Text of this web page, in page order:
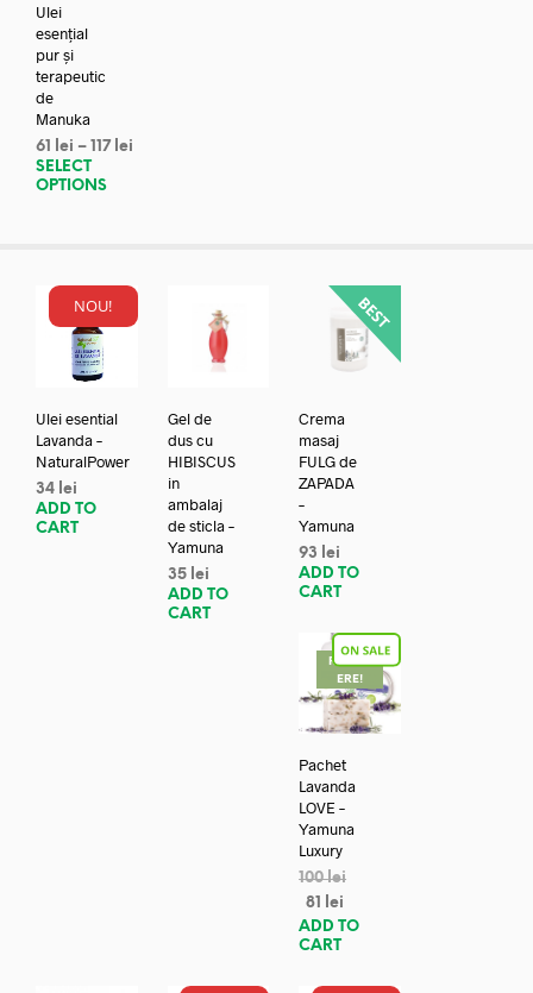
Ulei
esențial
pur și
terapeutic
de
Manuka
61 lei – 117 lei
SELECT
OPTIONS
NOU!
Ulei esential
Lavanda –
NaturalPower
34 lei
ADD TO
CART
Gel de
dus cu
HIBISCUS
in
ambalaj
de sticla –
Yamuna
35 lei
ADD TO
CART
Crema
masaj
FULG de
ZAPADA
–
Yamuna
93
lei
ADD TO
CART
REDUC
ERE!
Pachet
Lavanda
LOVE –
Yamuna
Luxury
100lei
81
lei
ADD TO
CART